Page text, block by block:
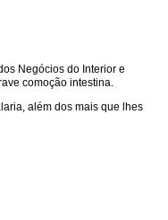
Negócios do Interior e
comoção intestina.
além dos mais que lhes